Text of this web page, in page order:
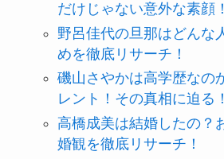
だけじゃない意外な素顔！
野呂佳代の旦那はどんな
めを徹底リサーチ！
磯山さやかは高学歴なの
レント！その真相に迫る！
高橋成美は結婚したの？
婚観を徹底リサーチ！